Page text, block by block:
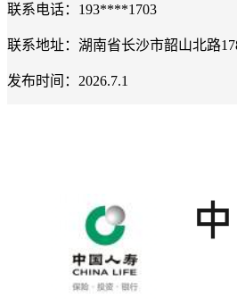
联系电话：193****1703
联系地址：湖南省长沙市韶山北路
发布时间： 2026.7.1